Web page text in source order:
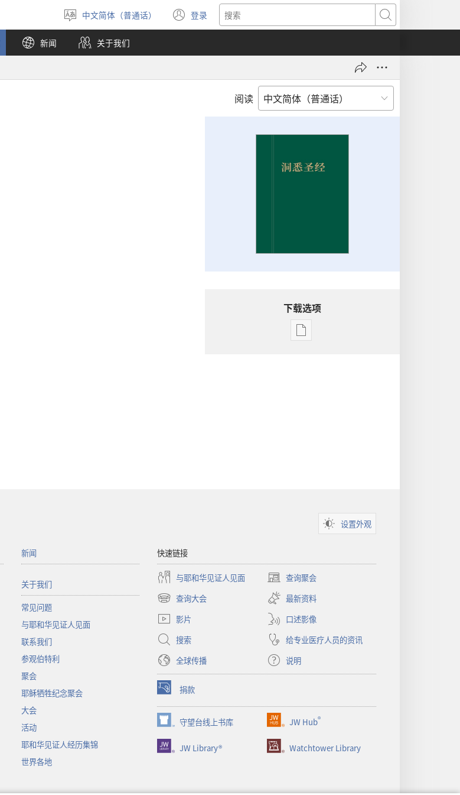
选
择
语
言
中文简体（普通话） 登录
（打
开
窗
搜
索
新闻 关于我们
阅读
下载选项
出
设置外观
新闻
关于我们
常见问题
与耶和华见证人见面
联系我们
参观伯特利
聚会
耶稣牺牲纪念聚会
大会
活动
耶和华见证人经历集锦
世界各地
快速链接
与耶和华见证人见面 查询聚会
（打
开
新
窗
口）
查询大会
（打
开
新
窗
口）
最新资料
影片
口述影像
搜索
给专业医疗人员的资讯
全球传播
说明
捐款
（打
开
新
窗
口）
守望台线上书库
（打
开
新
JW Hub®
（打
开
新
JW Library® Watchtower Library